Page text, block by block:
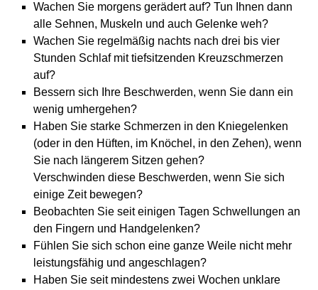
Wachen Sie morgens gerädert auf? Tun Ihnen dann
alle Sehnen, Muskeln und auch Gelenke weh?
Wachen Sie regelmäßig nachts nach drei bis vier
Stunden Schlaf mit tiefsitzenden Kreuzschmerzen
auf?
Bessern sich Ihre Beschwerden, wenn Sie dann ein
wenig umhergehen?
Haben Sie starke Schmerzen in den Kniegelenken
(oder in den Hüften, im Knöchel, in den Zehen), wenn
Sie nach längerem Sitzen gehen?
Verschwinden diese Beschwerden, wenn Sie sich
einige Zeit bewegen?
Beobachten Sie seit einigen Tagen Schwellungen an
den Fingern und Handgelenken?
Fühlen Sie sich schon eine ganze Weile nicht mehr
leistungsfähig und angeschlagen?
Haben Sie seit mindestens zwei Wochen unklare